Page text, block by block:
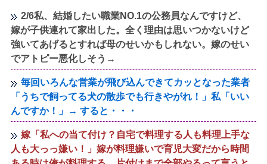
2/6私、結婚したい職業NO.1の公務員なんですけど、
嫁が子供連れて家出した。全く理由は思いつかないけど
強いてあげるとすれば母のせいかもしれない。嫁のせい
でアトピー悪化しそう→
毎回いろんな営業が飛び込んできてカッとなった業者
「うちで飼ってる犬の散歩でも行きやがれ！」私「いい
んですか！」→ すると・・・
嫁「私への当て付け？自宅で料理する人も料理上手な
人も大っっ嫌い！」嫁が料理嫌いで育児大変だから時間